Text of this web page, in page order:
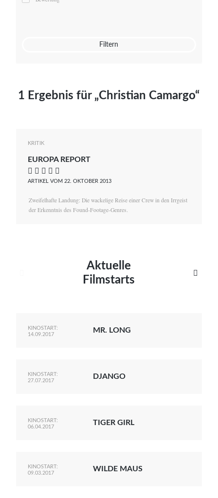
Mato von Vogelstein
Filtern
1 Ergebnis für „Christian Camargo“
KRITIK
EUROPA REPORT
    
ARTIKEL VOM 22. OKTOBER 2013
Zweifelhafte Landung: Die wackelige Reise einer Crew in den Irrgeist
der Erkenntnis des Found-Footage-Genres.
Aktuelle
Filmstarts

KINOSTART:
14.09.2017
MR. LONG
KINOSTART:
27.07.2017
DJANGO
KINOSTART:
06.04.2017
TIGER GIRL
KINOSTART:
09.03.2017
WILDE MAUS